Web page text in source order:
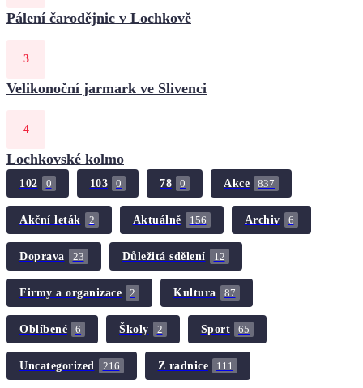
Pálení čarodějnic v Lochkově
Velikonoční jarmark ve Slivenci
Lochkovské kolmo
102 0 103 0 78 0 Akce 837
Akční leták 2 Aktuálně 156 Archiv 6
Doprava 23 Důležitá sdělení 12
Firmy a organizace 2 Kultura 87
Oblíbené 6 Školy 2 Sport 65
Uncategorized 216 Z radnice 111